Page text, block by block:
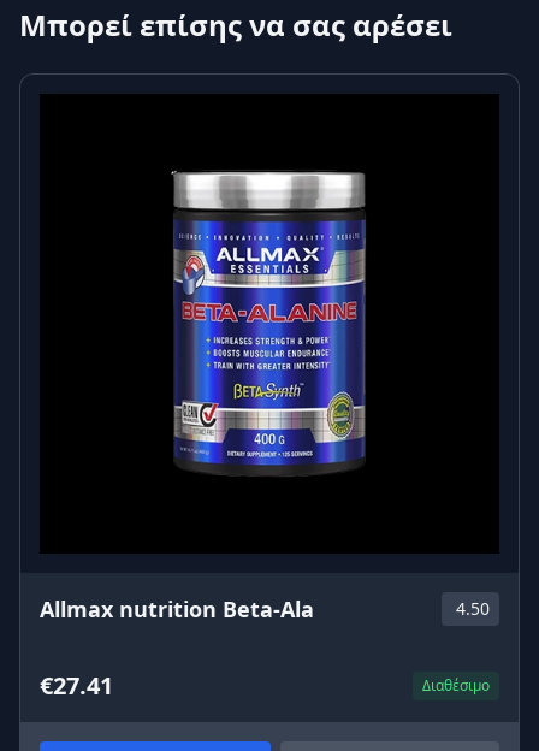
Μπορεί επίσης να σας αρέσει
Allmax nutrition Beta-Ala 4.50
€27.41 Διαθέσιμο